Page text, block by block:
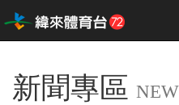
新聞專區